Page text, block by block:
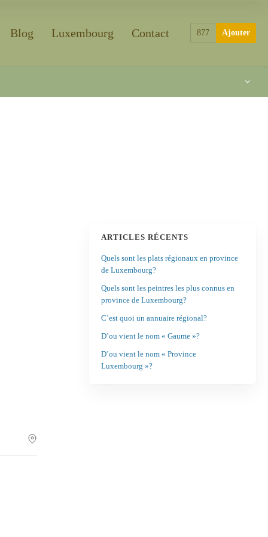
Blog Luxembourg Contact 877 Ajouter
ARTICLES RÉCENTS
Quels sont les plats régionaux en province
de Luxembourg?
Quels sont les peintres les plus connus en
province de Luxembourg?
C’est quoi un annuaire régional?
D’ou vient le nom « Gaume »?
D’ou vient le nom « Province
Luxembourg »?